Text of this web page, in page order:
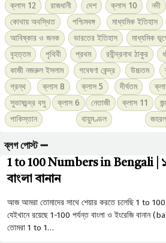
ক্লাস 12
রাজধানী দেশ ক্লাস 10 নদী
কোথায় অবস্থিত
পশ্চিমবঙ্গ মাধ্যমিক ইতিহাস
আবিষ্কার ও জনক
ভারতের ইতিহাস মাধ্যমিক
বৃহত্তম
পৃথিবী প্রথম রবীন্দ্রনাথ ঠাকুর
কাজী নজরুল ইসলাম
গবেষণা কেন্দ্র উচ্চতম
গ্রন্থ
ক্লাস 8 ক্লাস 5 দীর্ঘতম
সুভাষচন্দ্র বসু
ক্লাস 6 নেতাজী ক্লাস 11
পাকিস্তান
বায়ুমণ্ডল
ব্লগ পোস্ট ➖
1 to 100 Numbers in Bengali | ১
বাংলা বানান
আজ আমরা তোমাদের সাথে শেয়ার করতে চলেছি 1
যেইখানে রয়েছে 1-100 পর্যন্ত বাংলা ও ইংরেজি
তোমরা 1 to 1…